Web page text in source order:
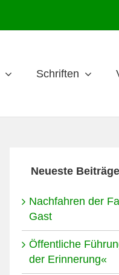
Schriften
Neueste Beiträge
Nachfahren der
Gast
Öffentliche
der Erinnerung«